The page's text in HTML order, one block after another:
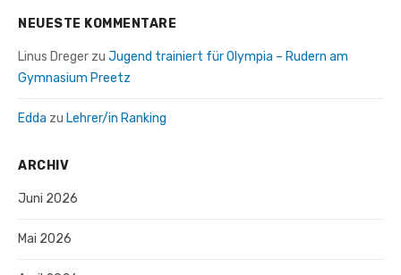
NEUESTE KOMMENTARE
Linus Dreger zu Jugend trainiert für Olympia – Rudern am
Gymnasium Preetz
Edda zu Lehrer/in Ranking
ARCHIV
Juni 2026
Mai 2026